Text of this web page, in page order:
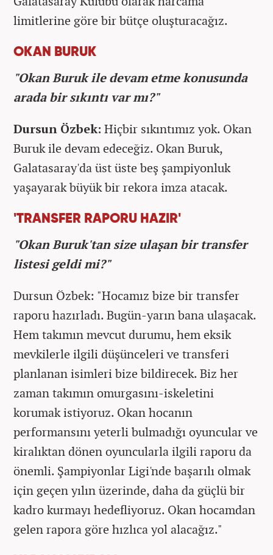
limitlerine göre bir bütçe oluşturacağız.
OKAN BURUK
"Okan Buruk ile devam etme konusunda
arada bir sıkıntı var mı?"
Dursun Özbek: Hiçbir sıkıntımız yok. Okan
Buruk ile devam edeceğiz. Okan Buruk,
Galatasaray'da üst üste beş şampiyonluk
yaşayarak büyük bir rekora imza atacak.
'TRANSFER RAPORU HAZIR'
"Okan Buruk'tan size ulaşan bir transfer
listesi geldi mi?"
Dursun Özbek: "Hocamız bize bir transfer
raporu hazırladı. Bugün-yarın bana ulaşacak.
Hem takımın mevcut durumu, hem eksik
mevkilerle ilgili düşünceleri ve transferi
planlanan isimleri bize bildirecek. Biz her
zaman takımın omurgasını-iskeletini
korumak istiyoruz. Okan hocanın
performansını yeterli bulmadığı oyuncular ve
kiralıktan dönen oyuncularla ilgili raporu da
önemli. Şampiyonlar Ligi'nde başarılı olmak
için geçen yılın üzerinde, daha da güçlü bir
kadro kurmayı hedefliyoruz. Okan hocamdan
gelen rapora göre hızlıca yol alacağız."